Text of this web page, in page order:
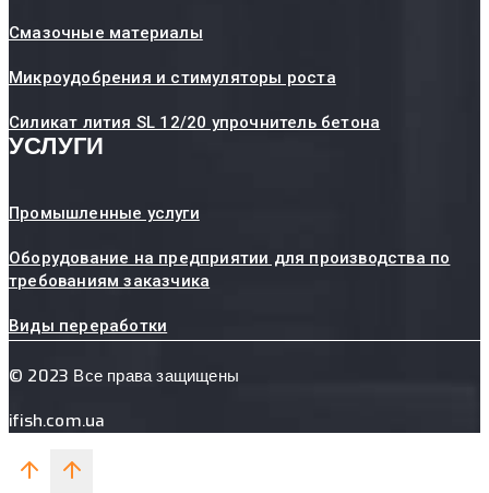
Смазочные материалы
Микроудобрения и стимуляторы роста
Силикат лития SL 12/20 упрочнитель бетона
УСЛУГИ
Промышленные услуги
Оборудование на предприятии для производства по
требованиям заказчика
Виды переработки
© 2023 Все права защищены
ifish.com.ua